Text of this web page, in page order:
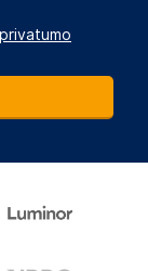
privatumo